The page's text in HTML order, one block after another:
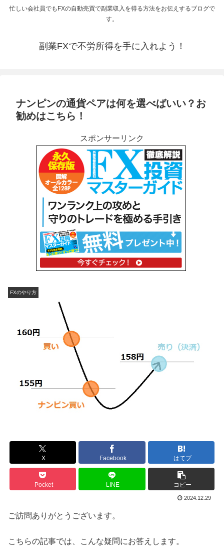
忙しい会社員でもFXの自動売買で副業収入を得る方法をお伝えするブログで
す。
副業FXで不労所得を手に入れよう！
ナンピンの通貨ペアは何を選べばいい？お
勧めはこちら！
スポンサーリンク
FXのやり方
X Facebook はてブ
Pocket LINE コピー
2024.12.29
ご訪問ありがとうございます。
こちらの記事では、こんな疑問にお答えします。